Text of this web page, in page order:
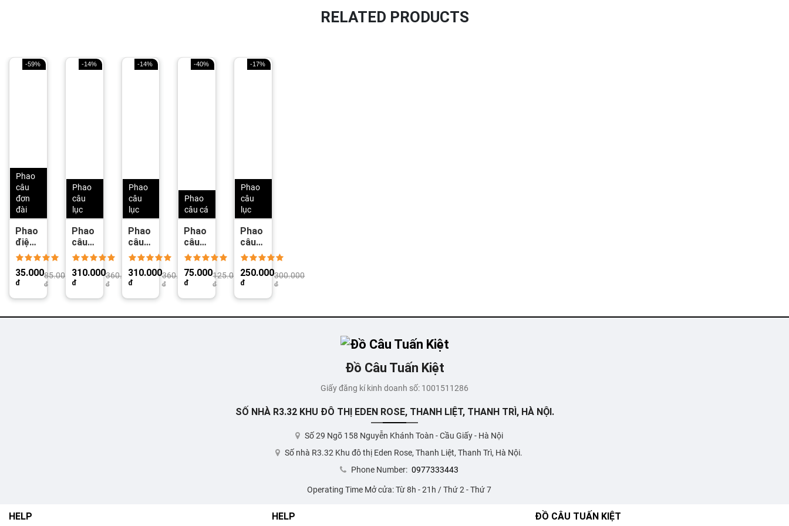
RELATED PRODUCTS
-59%
Phao
câu
đơn
đài
Phao
điện
câu
đơn,
lục
đầu
cần
85.000
đ
35.000
đ
-14%
Phao
câu
lục
Phao
câu
lục
chống
sóng
360.000
đ
310.000
đ
-14%
Phao
câu
lục
Phao
câu
lục
loại
đẹp
360.000
đ
310.000
đ
-40%
Phao
câu cá
Phao
câu
lục
125.000
đ
75.000
đ
-17%
Phao
câu
lục
Phao
câu
lục
chống
sóng
300.000
đ
250.000
đ
Đồ Câu Tuấn Kiệt
Giấy đăng kí kinh doanh số: 1001511286
SỐ NHÀ R3.32 KHU ĐÔ THỊ EDEN ROSE, THANH LIỆT, THANH TRÌ, HÀ NỘI.
Số 29 Ngõ 158 Nguyễn Khánh Toàn - Cầu Giấy - Hà Nội
Số nhà R3.32 Khu đô thị Eden Rose, Thanh Liệt, Thanh Trì, Hà Nội.
Phone Number: 0977333443
Operating Time Mở cửa: Từ 8h - 21h / Thứ 2 - Thứ 7
HELP HELP ĐỒ CÂU TUẤN KIỆT